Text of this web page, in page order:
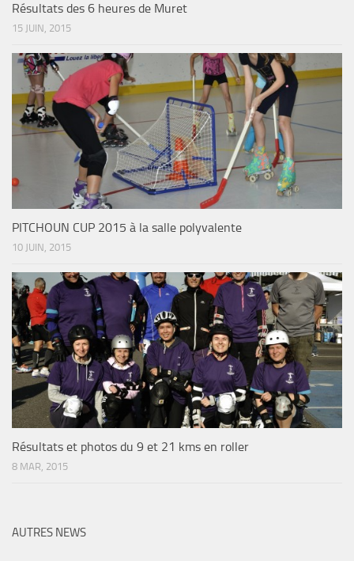
Résultats des 6 heures de Muret
15 JUIN, 2015
PITCHOUN CUP 2015 à la salle polyvalente
10 JUIN, 2015
Résultats et photos du 9 et 21 kms en roller
8 MAR, 2015
AUTRES NEWS